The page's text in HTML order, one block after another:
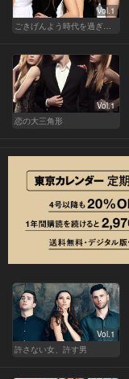
Vol.1
ごきげんよう時代を過ぎても
Vol.1
恋の大三角形
Vol.1
許さない女、許す男